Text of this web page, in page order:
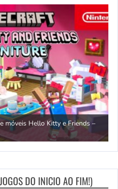
móveis Hello Kitty e Friends –
DO INICIO AO FIM!)